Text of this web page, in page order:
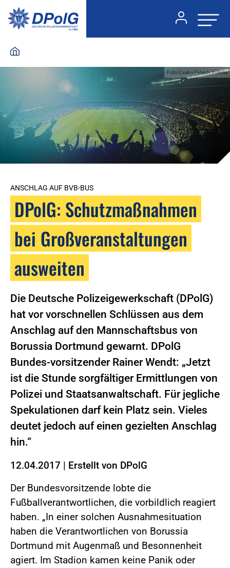
Foto:Csaba Peterdi_Fotolia
ANSCHLAG AUF BVB-BUS
DPolG: Schutzmaßnahmen
bei Großveranstaltungen
ausweiten
Die Deutsche Polizeigewerkschaft (DPolG)
hat vor vorschnellen Schlüssen aus dem
Anschlag auf den Mannschaftsbus von
Borussia Dortmund gewarnt. DPolG
Bundes-vorsitzender Rainer Wendt: „Jetzt
ist die Stunde sorgfältiger Ermittlungen von
Polizei und Staatsanwaltschaft. Für jegliche
Spekulationen darf kein Platz sein. Vieles
deutet jedoch auf einen gezielten Anschlag
hin.“
12.04.2017 | Erstellt von DPolG
Der Bundesvorsitzende lobte die
Fußballverantwortlichen, die vorbildlich reagiert
haben. „In einer solchen Ausnahmesituation
haben die Verantwortlichen von Borussia
Dortmund mit Augenmaß und Besonnenheit
agiert. Im Stadion kamen keine Panik oder